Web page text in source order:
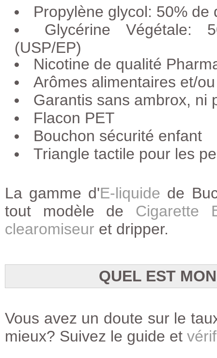
Propylène glycol: 50%
Glycérine Végétale:
(USP/EP)
Nicotine de qualité
Arômes alimentaires et/
Garantis sans ambrox, ni
Flacon PET
Bouchon sécurité enfant
Triangle tactile pour les
La gamme d'E-liquide de
tout modèle de Cigarette
clearomiseur et dripper.
QUEL EST
Vous avez un doute sur le
mieux? Suivez le guide et